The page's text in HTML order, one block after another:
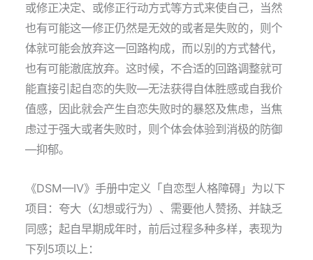
或修正决定、或修正行动方式等方式来使自己，当然
也有可能这一修正仍然是无效的或者是失败的，则个
体就可能会放弃这一回路构成，而以别的方式替代，
也有可能澈底放弃。这时候，不合适的回路调整就可
能直接引起自恋的失败—无法获得自体胜感或自我价
值感，因此就会产生自恋失败时的暴怒及焦虑，当焦
虑过于强大或者失败时，则个体会体验到消极的防御
—抑郁。
《DSM—IV》手册中定义「自恋型人格障碍」为以下
项目：夸大（幻想或行为）、需要他人赞扬、并缺乏
同感；起自早期成年时，前后过程多种多样，表现为
下列5项以上：